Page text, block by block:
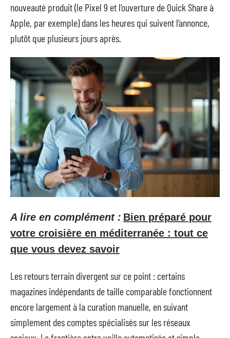
nouveauté produit (le Pixel 9 et l’ouverture de Quick Share à
Apple, par exemple) dans les heures qui suivent l’annonce,
plutôt que plusieurs jours après.
A lire en complément : Bien préparé pour
votre croisière en méditerranée : tout ce
que vous devez savoir
Les retours terrain divergent sur ce point : certains
magazines indépendants de taille comparable fonctionnent
encore largement à la curation manuelle, en suivant
simplement des comptes spécialisés sur les réseaux